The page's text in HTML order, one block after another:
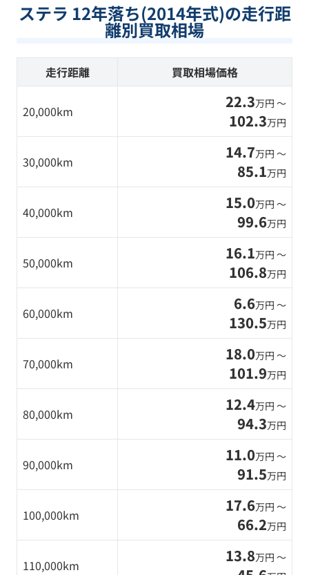
ステラ 12年落ち(2014年式)の走行距
離別買取相場
走行距離 買取相場価格
20,000km 22.3万円 〜
102.3万円
30,000km 14.7万円 〜
85.1万円
40,000km 15.0万円 〜
99.6万円
50,000km 16.1万円 〜
106.8万円
60,000km 6.6万円 〜
130.5万円
70,000km 18.0万円 〜
101.9万円
80,000km 12.4万円 〜
94.3万円
90,000km 11.0万円 〜
91.5万円
100,000km 17.6万円 〜
66.2万円
110,000km 13.8万円 〜